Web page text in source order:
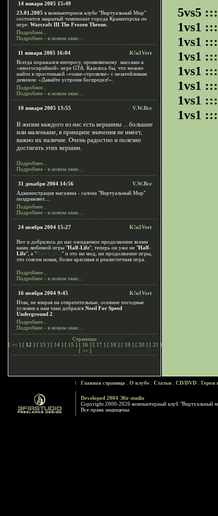
14 января 2005 15:49
23.01.2005 в компьютерном клубе "Виртуальный Мир"
состоится закрытый чемпионат города Краматорска по
игре: Warcraft III The Frozen Throne.
Подробнее...
Подробнее - в новом окне...
11 января 2005 16:04
K!u1Vert
Всегда поражался интересу, проявляемому массами к
«многосерийной» игре GTA . Казалось бы, что можно
найти в простенькой «гонке-стрелялке» с незатейливым
девизом: «Давайте устроим беспредел!».
Подробнее...
Подробнее - в новом окне...
10 января 2005 13:55 V.W.Все
В жизни каждого из нас есть вершины ... большие
или маленькие, в принципе значения не имеет,
важно их наличие. Очень радостно и полезно
достигать этих вершин.
Подробнее...
Подробнее - в новом окне...
31 декабря 2004 14:56
V.W.Все
Администрация магазина - салона "Виртуальный Мир"
поздравляет....
Подробнее...
Подробнее - в новом окне...
24 ноября 2004 15:27 K!u1Vert
Вот и добралось до нас ожидаемое продолжение всеми
нами любимой игры "Half-Life", теперь он уже не "Half-
Life", а "Half-Life 2" и это ни мод, ни продолжение игры,
это совсем новая, более красивая и реалистичная игра.
Подробнее...
Подробнее - в новом окне...
16 ноября 2004 9:45
K!u1Vert
Итак, не взирая на отвратительные, осенние погодные
условия к нам таки добрался Need For Speed
Underground 2
Подробнее...
Подробнее - в новом окне...
Страницы:
[ << ] [ 12 ] [ 13 ] [ 14 ] [ 15 ] [ 16 ] [ 17 ] [ 18 ] [ 19 ] [ 20 ] [ 21 ]
[ >> ]
5vs5
1vs1
1vs1
1vs1
1vs1
1vs1
1vs1
1vs1
Главная страница О клубе Статьи CD/DVD Герои
Developed 2004 Эfir studio
Copyright 2000-2026 компьютерный клуб "Виртуальный
Все права защищены.